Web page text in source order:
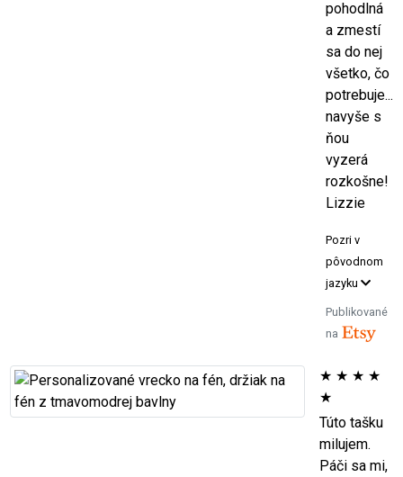
pohodlná
a zmestí
sa do nej
všetko, čo
potrebuje...
navyše s
ňou
vyzerá
rozkošne!
Lizzie
Pozri v
pôvodnom
jazyku
Publikované
na
★ ★ ★ ★
★
Túto tašku
milujem.
Páči sa mi,